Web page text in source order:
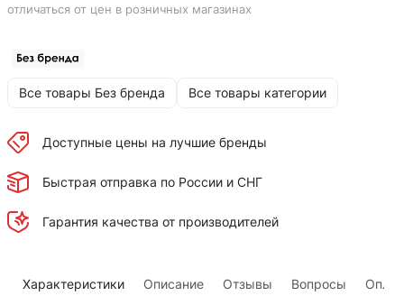
отличаться от цен в розничных магазинах
Все товары Без бренда Все товары категории
Доступные цены на лучшие бренды
Быстрая отправка по России и СНГ
Гарантия качества от производителей
Характеристики Описание Отзывы Вопросы